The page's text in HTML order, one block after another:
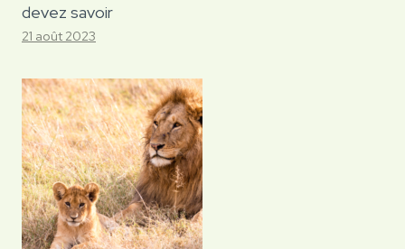
devez savoir
21 août 2023